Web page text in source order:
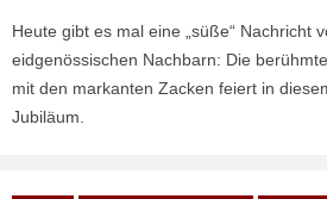
Heute gibt es mal eine „süße“ Nachricht
eidgenössischen Nachbarn: Die
mit den markanten Zacken feiert in
Jubiläum.